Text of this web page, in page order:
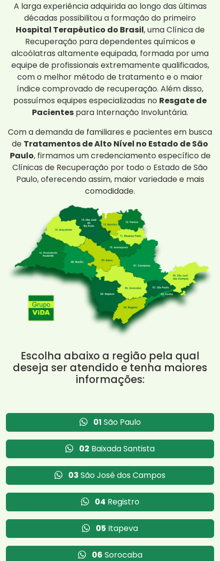
A larga experiência adquirida ao longo das últimas
décadas possibilitou a formação do primeiro
Hospital Terapêutico do Brasil, uma Clínica de
Recuperação para dependentes químicos e
alcoólatras altamente equipada, formada por uma
equipe de profissionais extremamente qualificados,
com o melhor método de tratamento e o maior
índice comprovado de recuperação. Além disso,
possuímos equipes especializadas no Resgate de
Pacientes para Internação Involuntária.
Com a demanda de familiares e pacientes em busca
de Tratamentos de Alto Nível no Estado de São
Paulo, firmamos um credenciamento específico de
Clínicas de Recuperação por todo o Estado de São
Paulo, oferecendo assim, maior variedade e mais
comodidade.
Escolha abaixo a região pela qual
deseja ser atendido e tenha maiores
informações:
01 São Paulo
02 Baixada Santista
03 São José dos Campos
04 Registro
05 Itapeva
06 Sorocaba